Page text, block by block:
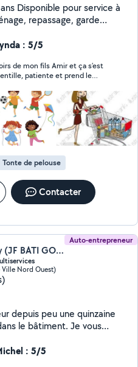
à
repassage, garde
( éducatrice de
pas à me contacter
alentour
: 5/5
de mon fils Amir et ça s’est
patiente et prend le
encore Marion !
Tonte de pelouse
Contacter
Auto-entrepreneur
Jérôme Fourty (JF BATI GOUTTIERES)
Ville Nord Ouest)
depuis peu une quinzaine
le bâtiment. Je vous
aluminium ainsi que
en PVC
: 5/5